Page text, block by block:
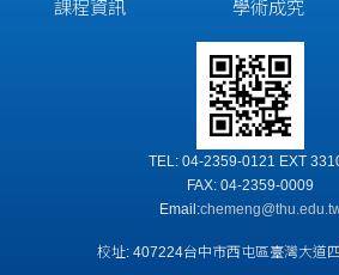
課程資訊 學術成究
TEL: 04-2359-0121 EXT
FAX: 04-2359-0009
Email:
校址: 407224台中市西屯區臺灣大道